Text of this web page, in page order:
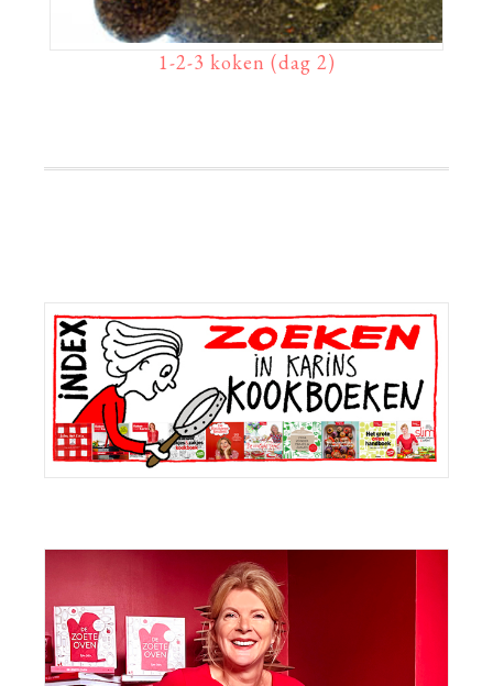
1-2-3 koken (dag 2)
Primaire
Sidebar